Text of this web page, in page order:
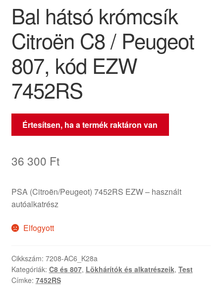
Szekér
Bal hátsó krómcsík
Citroën C8 / Peugeot
807, kód EZW
7452RS
Értesítsen, ha a termék raktáron van
36 300 Ft
PSA (Citroën/Peugeot) 7452RS EZW – használt
autóalkatrész
Elfogyott
Cikkszám: 7208-AC6_K28a
Kategóriák: C8 és 807, Lökhárítók és alkatrészeik, Test
Címke: 7452RS